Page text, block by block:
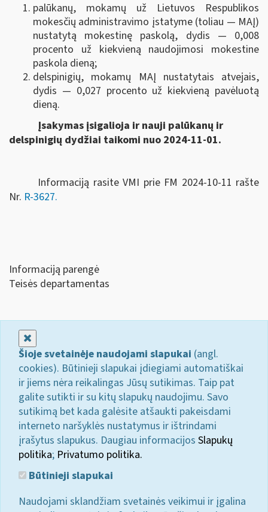
palūkanų, mokamų už Lietuvos Respublikos
mokesčių administravimo įstatyme (toliau — MAĮ)
nustatytą mokestinę paskolą, dydis — 0,008
procento už kiekvieną naudojimosi mokestine
paskola dieną;
delspinigių, mokamų MAĮ nustatytais atvejais,
dydis — 0,027 procento už kiekvieną pavėluotą
dieną.
Įsakymas įsigalioja ir nauji palūkanų ir
delspinigių dydžiai taikomi nuo 2024-11-01.
Informaciją rasite VMI prie FM 2024-10-11 rašte
Nr. R-3627.
Informaciją parengė
Teisės departamentas
Šioje svetainėje naudojami slapukai (angl.
cookies). Būtinieji slapukai įdiegiami automatiškai
ir jiems nėra reikalingas Jūsų sutikimas. Taip pat
galite sutikti ir su kitų slapukų naudojimu. Savo
sutikimą bet kada galėsite atšaukti pakeisdami
interneto naršyklės nustatymus ir ištrindami
įrašytus slapukus. Daugiau informacijos Slapukų
politika; Privatumo politika.
Būtinieji slapukai
Naudojami sklandžiam svetainės veikimui ir įgalina